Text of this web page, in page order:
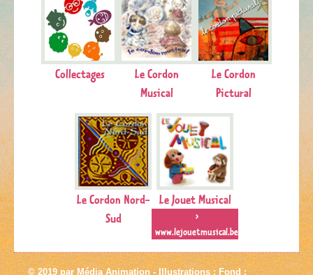
Collectages
Le Cordon
Musical
Le Cordon
Pictural
Le Cordon Nord-
Sud
Le Jouet Musical
>
www.lejouetmusical.be
© 2019 par Média Animation - Illustrations : Fond :